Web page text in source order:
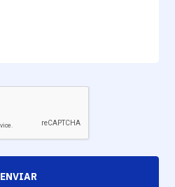
ENVIAR